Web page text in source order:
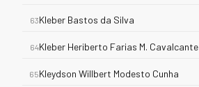
63Kleber Bastos da Silva
64Kleber Heriberto Farias M. Cavalcante
65Kleydson Willbert Modesto Cunha